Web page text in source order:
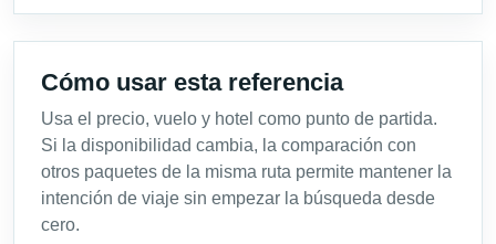
Cómo usar esta referencia
Usa el precio, vuelo y hotel como punto de partida.
Si la disponibilidad cambia, la comparación con
otros paquetes de la misma ruta permite mantener la
intención de viaje sin empezar la búsqueda desde
cero.